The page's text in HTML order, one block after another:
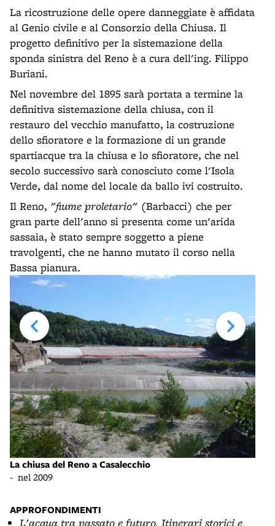
La ricostruzione delle opere danneggiate è affidata
al Genio civile e al Consorzio della Chiusa. Il
progetto definitivo per la sistemazione della
sponda sinistra del Reno è a cura dell'ing. Filippo
Buriani.
Nel novembre del 1895 sarà portata a termine la
definitiva sistemazione della chiusa, con il
restauro del vecchio manufatto, la costruzione
dello sfioratore e la formazione di un grande
spartiacque tra la chiusa e lo sfioratore, che nel
secolo successivo sarà conosciuto come l'Isola
Verde, dal nome del locale da ballo ivi costruito.
Il Reno, "fiume proletario" (Barbacci) che per
gran parte dell'anno si presenta come un'arida
sassaia, è stato sempre soggetto a piene
travolgenti, che ne hanno mutato il corso nella
Bassa pianura.
La chiusa del Reno a Casalecchio
- nel 2009
APPROFONDIMENTI
L'acqua tra passato e futuro. Itinerari storici e